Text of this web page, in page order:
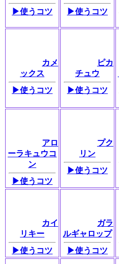
▶使うコツ
▶使うコツ
カメ
ックス
▶使うコツ
ピカ
チュウ
▶使うコツ
アロ
ーラキュウコ
ン
▶使うコツ
プク
リン
▶使うコツ
カイ
リキー
▶使うコツ
ガラ
ルギャロップ
▶使うコツ